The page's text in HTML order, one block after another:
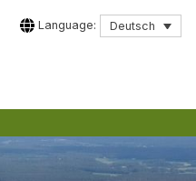
Language: Deutsch